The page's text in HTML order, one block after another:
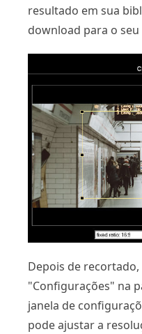
resultado em sua
download para o
Depois de
"Configurações" na
janela de
pode ajustar a